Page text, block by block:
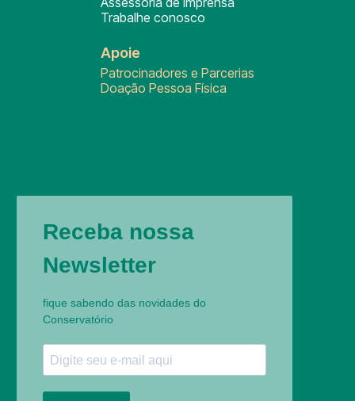
Trabalhe conosco
Apoie
Patrocinadores e Parcerias
Doação Pessoa Física